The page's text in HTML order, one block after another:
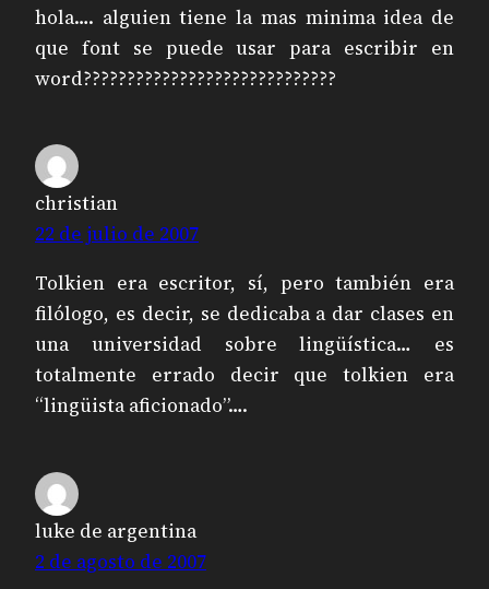
hola…. alguien tiene la mas minima idea de
que font se puede usar para escribir en
word?????????????????????????????
christian
22 de julio de 2007
Tolkien era escritor, sí, pero también era
filólogo, es decir, se dedicaba a dar clases en
una universidad sobre lingüística… es
totalmente errado decir que tolkien era
“lingüista aficionado”….
luke de argentina
2 de agosto de 2007